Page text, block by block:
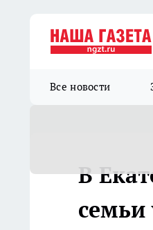
Все новости
В
семьи